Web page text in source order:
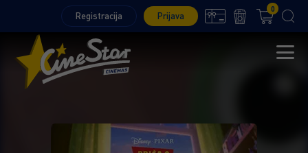
Registracija Prijava
0